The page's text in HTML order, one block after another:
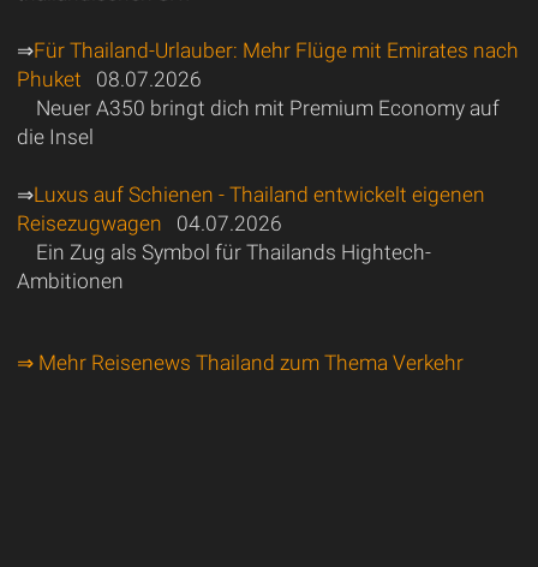
⇒Für Thailand-Urlauber: Mehr Flüge mit Emirates nach
Phuket 08.07.2026
Neuer A350 bringt dich mit Premium Economy auf
die Insel
⇒Luxus auf Schienen - Thailand entwickelt eigenen
Reisezugwagen 04.07.2026
Ein Zug als Symbol für Thailands Hightech-
Ambitionen
⇒ Mehr Reisenews Thailand zum Thema Verkehr